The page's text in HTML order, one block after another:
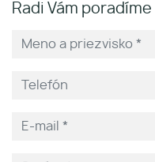
Radi Vám poradíme